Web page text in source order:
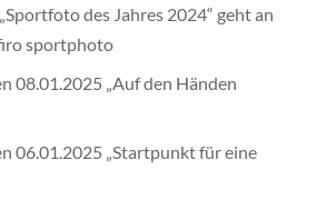
des Jahres 2024“ geht an
sportphoto
08.01.2025 „Auf den Händen
06.01.2025 „Startpunkt für eine